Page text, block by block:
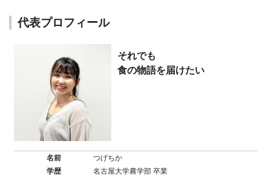
代表プロフィール
それでも
食の物語を届けたい
名前
つげちか
学歴
名古屋大学農学部 卒業